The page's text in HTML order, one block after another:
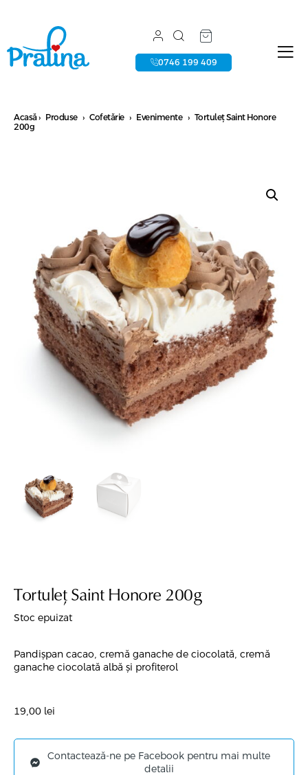
0746 199 409
Acasă› Produse › Cofetărie › Evenimente › Tortuleț Saint Honore
200g
Tortuleț Saint Honore 200g
Stoc epuizat
Pandișpan cacao, cremă ganache de ciocolată, cremă
ganache ciocolată albă și profiterol
19,00 lei
Contactează-ne pe Facebook pentru mai multe
detalii